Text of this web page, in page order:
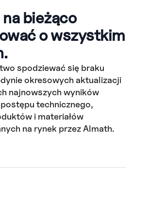
na bieżąco
o wszystkim
spodziewać się braku
okresowych aktualizacji
najnowszych wyników
technicznego,
i materiałów
na rynek przez Almath.